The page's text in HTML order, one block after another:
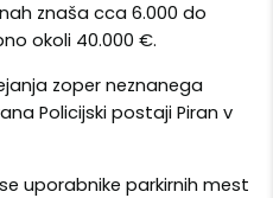
znaša cca 6.000 do
okoli 40.000 €.
zoper neznanega
Policijski postaji Piran v
uporabnike parkirnih mest